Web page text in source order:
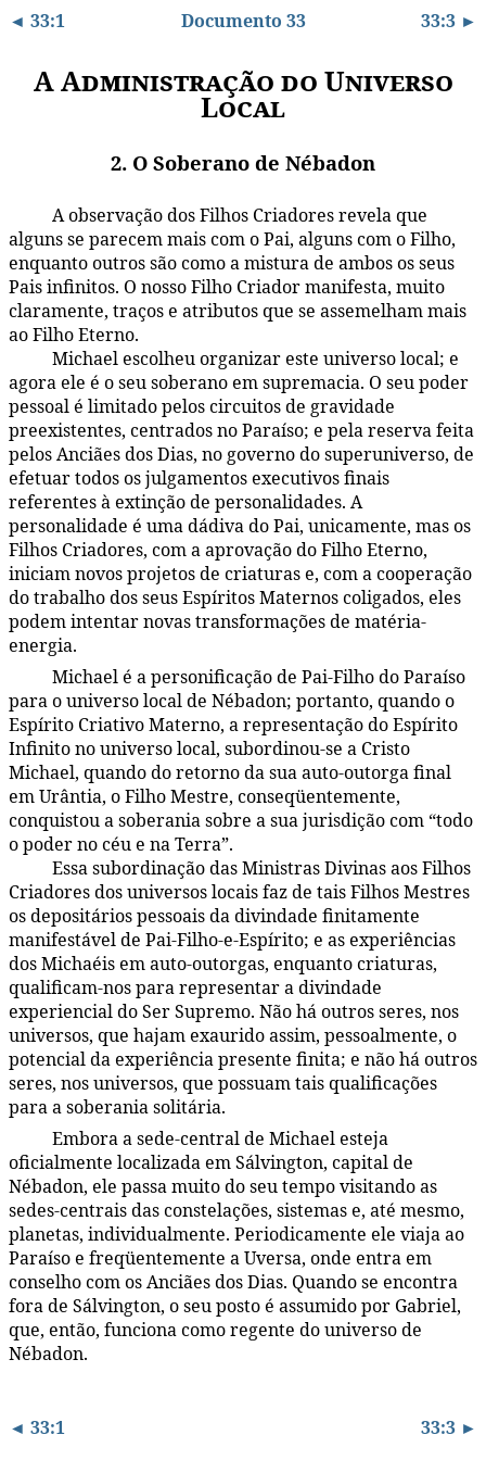
◄ 33:1 Documento 33 33:3 ►
A Administração do Universo
Local
2. O Soberano de Nébadon
A observação dos Filhos Criadores revela que
alguns se parecem mais com o Pai, alguns com o Filho,
enquanto outros são como a mistura de ambos os seus
Pais infinitos. O nosso Filho Criador manifesta, muito
claramente, traços e atributos que se assemelham mais
ao Filho Eterno.
Michael escolheu organizar este universo local; e
agora ele é o seu soberano em supremacia. O seu poder
pessoal é limitado pelos circuitos de gravidade
preexistentes, centrados no Paraíso; e pela reserva feita
pelos Anciães dos Dias, no governo do superuniverso, de
efetuar todos os julgamentos executivos finais
referentes à extinção de personalidades. A
personalidade é uma dádiva do Pai, unicamente, mas os
Filhos Criadores, com a aprovação do Filho Eterno,
iniciam novos projetos de criaturas e, com a cooperação
do trabalho dos seus Espíritos Maternos coligados, eles
podem intentar novas transformações de matéria-
energia.
Michael é a personificação de Pai-Filho do Paraíso
para o universo local de Nébadon; portanto, quando o
Espírito Criativo Materno, a representação do Espírito
Infinito no universo local, subordinou-se a Cristo
Michael, quando do retorno da sua auto-outorga final
em Urântia, o Filho Mestre, conseqüentemente,
conquistou a soberania sobre a sua jurisdição com “todo
o poder no céu e na Terra”.
Essa subordinação das Ministras Divinas aos Filhos
Criadores dos universos locais faz de tais Filhos Mestres
os depositários pessoais da divindade finitamente
manifestável de Pai-Filho-e-Espírito; e as experiências
dos Michaéis em auto-outorgas, enquanto criaturas,
qualificam-nos para representar a divindade
experiencial do Ser Supremo. Não há outros seres, nos
universos, que hajam exaurido assim, pessoalmente, o
potencial da experiência presente finita; e não há outros
seres, nos universos, que possuam tais qualificações
para a soberania solitária.
Embora a sede-central de Michael esteja
oficialmente localizada em Sálvington, capital de
Nébadon, ele passa muito do seu tempo visitando as
sedes-centrais das constelações, sistemas e, até mesmo,
planetas, individualmente. Periodicamente ele viaja ao
Paraíso e freqüentemente a Uversa, onde entra em
conselho com os Anciães dos Dias. Quando se encontra
fora de Sálvington, o seu posto é assumido por Gabriel,
que, então, funciona como regente do universo de
Nébadon.
◄ 33:1 33:3 ►